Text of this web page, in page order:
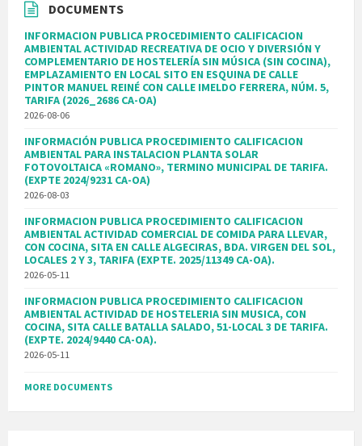
DOCUMENTS
INFORMACION PUBLICA PROCEDIMIENTO CALIFICACION
AMBIENTAL ACTIVIDAD RECREATIVA DE OCIO Y DIVERSIÓN Y
COMPLEMENTARIO DE HOSTELERÍA SIN MÚSICA (SIN COCINA),
EMPLAZAMIENTO EN LOCAL SITO EN ESQUINA DE CALLE
PINTOR MANUEL REINÉ CON CALLE IMELDO FERRERA, NÚM. 5,
TARIFA (2026_2686 CA-OA)
2026-08-06
INFORMACIÓN PUBLICA PROCEDIMIENTO CALIFICACION
AMBIENTAL PARA INSTALACION PLANTA SOLAR
FOTOVOLTAICA «ROMANO», TERMINO MUNICIPAL DE TARIFA.
(EXPTE 2024/9231 CA-OA)
2026-08-03
INFORMACION PUBLICA PROCEDIMIENTO CALIFICACION
AMBIENTAL ACTIVIDAD COMERCIAL DE COMIDA PARA LLEVAR,
CON COCINA, SITA EN CALLE ALGECIRAS, BDA. VIRGEN DEL SOL,
LOCALES 2 Y 3, TARIFA (EXPTE. 2025/11349 CA-OA).
2026-05-11
INFORMACION PUBLICA PROCEDIMIENTO CALIFICACION
AMBIENTAL ACTIVIDAD DE HOSTELERIA SIN MUSICA, CON
COCINA, SITA CALLE BATALLA SALADO, 51-LOCAL 3 DE TARIFA.
(EXPTE. 2024/9440 CA-OA).
2026-05-11
MORE DOCUMENTS